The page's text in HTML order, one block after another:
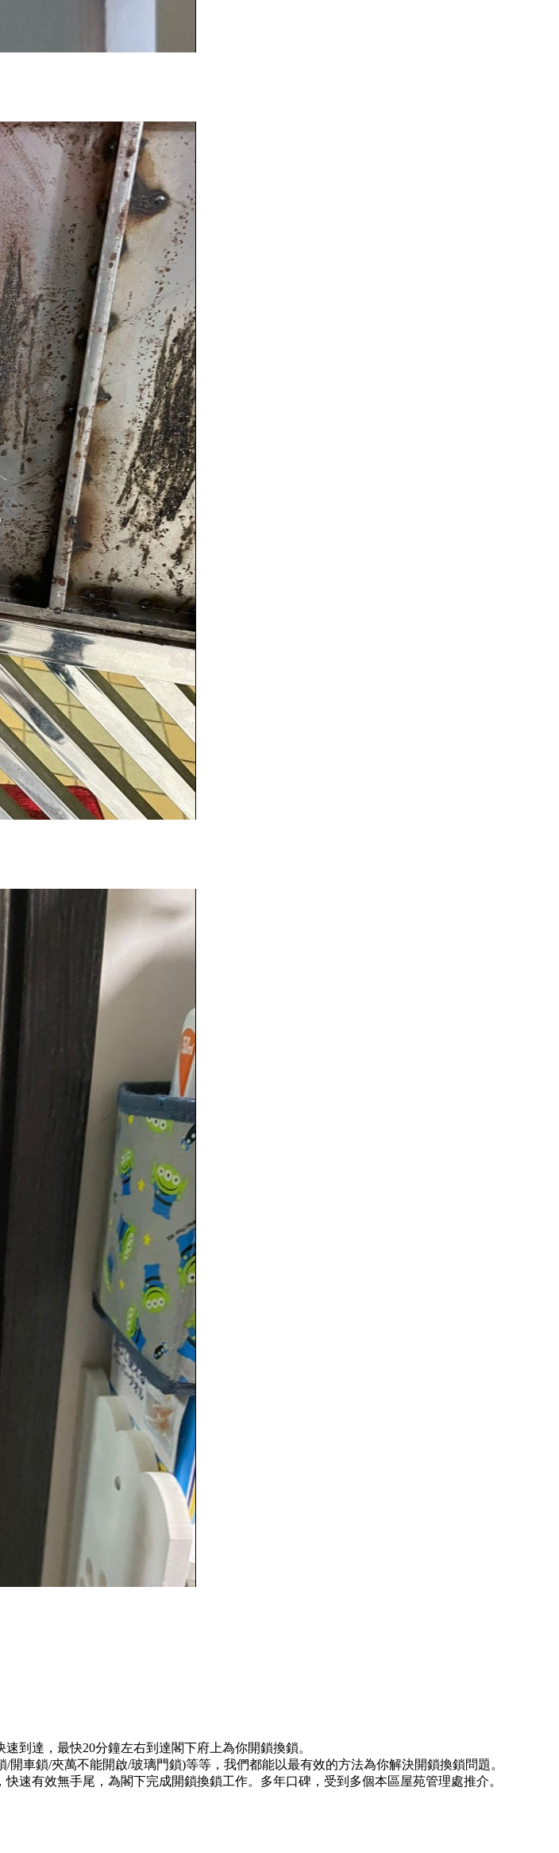
到達，最快20分鐘左右到達閣下府上為你開鎖換鎖。
車鎖/夾萬不能開啟/玻璃門鎖)等等，我們都能以最有效的方法為你解決開鎖換鎖問題。
速有效無手尾，為閣下完成開鎖換鎖工作。多年口碑，受到多個本區屋苑管理處推介。